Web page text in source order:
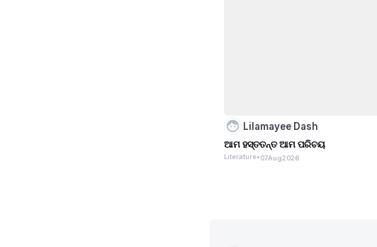
Lilamayee Dash
ଆମ ହସ୍ତତନ୍ତ ଆମ ପରିଚୟ
Literature•07Aug2026